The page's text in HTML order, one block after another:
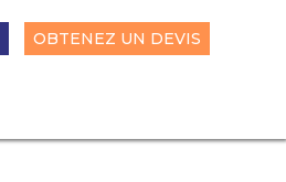
OBTENEZ UN DEVIS